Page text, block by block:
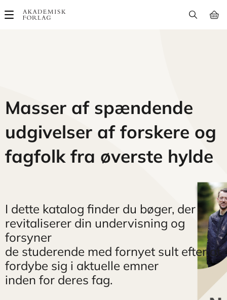
Main
Masser af spændende
udgivelser af forskere og
fagfolk fra øverste hylde
I dette katalog finder du bøger, der
revitaliserer din undervisning og
forsyner
de studerende med fornyet sult efter at
fordybe sig i aktuelle emner
inden for deres fag.